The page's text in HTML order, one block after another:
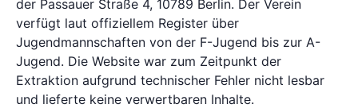
der Passauer Straße 4, 10789 Berlin. Der Verein
verfügt laut offiziellem Register über
Jugendmannschaften von der F-Jugend bis zur A-
Jugend. Die Website war zum Zeitpunkt der
Extraktion aufgrund technischer Fehler nicht lesbar
und lieferte keine verwertbaren Inhalte.